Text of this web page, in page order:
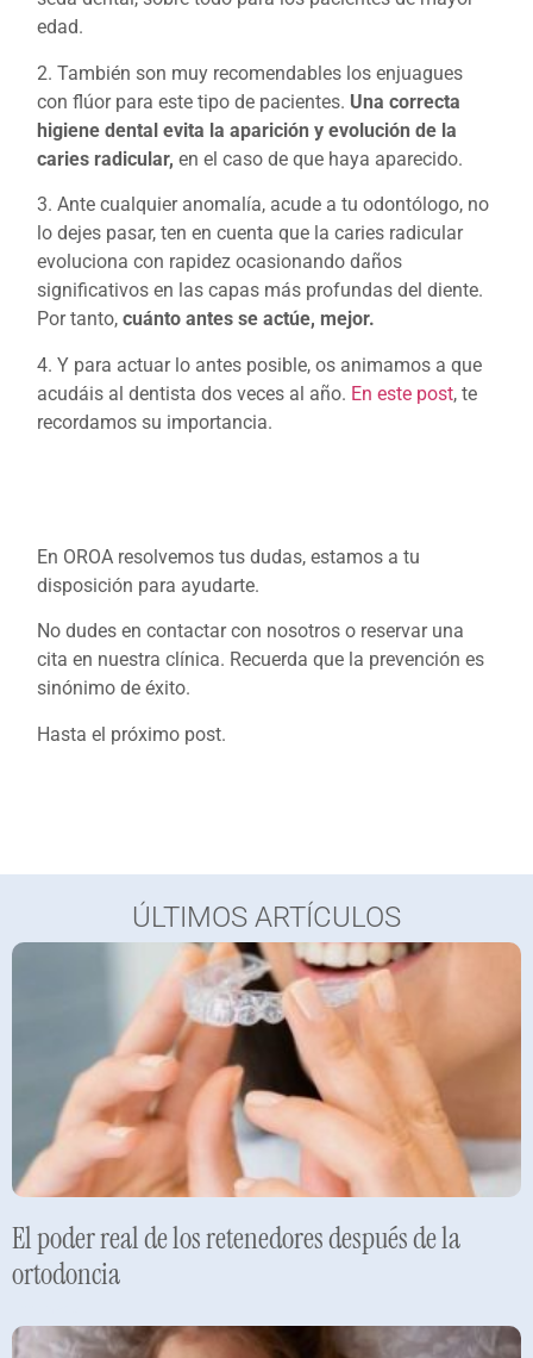
edad.
2. También son muy recomendables los enjuagues
con flúor para este tipo de pacientes. Una correcta
higiene dental evita la aparición y evolución de la
caries radicular, en el caso de que haya aparecido.
3. Ante cualquier anomalía, acude a tu odontólogo, no
lo dejes pasar, ten en cuenta que la caries radicular
evoluciona con rapidez ocasionando daños
significativos en las capas más profundas del diente.
Por tanto,cuánto antes se actúe, mejor.
4. Y para actuar lo antes posible, os animamos a que
acudáis al dentista dos veces al año. En este post, te
recordamos su importancia.
En OROA resolvemos tus dudas, estamos a tu
disposición para ayudarte.
No dudes en contactar con nosotros o reservar una
cita en nuestra clínica. Recuerda que la prevención es
sinónimo de éxito.
Hasta el próximo post.
ÚLTIMOS ARTÍCULOS
El poder real de los retenedores después de la
ortodoncia